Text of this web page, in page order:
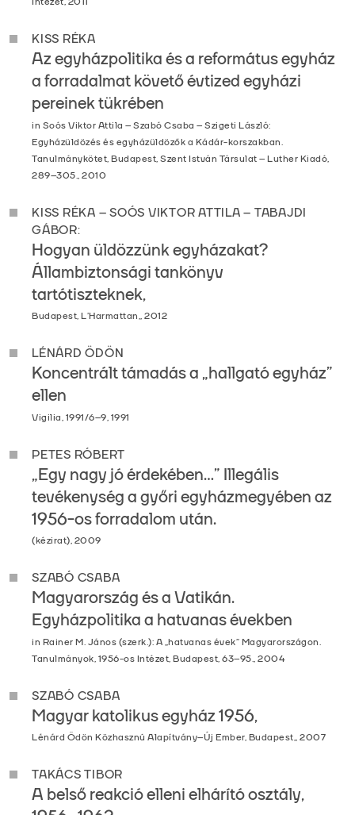
KISS RÉKA
Az egyházpolitika és a református egyház
a forradalmat követő évtized egyházi
pereinek tükrében
in Soós Viktor Attila – Szabó Csaba – Szigeti László:
Egyházüldözés és egyházüldözők a Kádár-korszakban.
Tanulmánykötet, Budapest, Szent István Társulat – Luther Kiadó,
289–305., 2010
KISS RÉKA – SOÓS VIKTOR ATTILA – TABAJDI
GÁBOR:
Hogyan üldözzünk egyházakat?
Állambiztonsági tankönyv
tartótiszteknek,
Budapest, L’Harmattan,, 2012
LÉNÁRD ÖDÖN
Koncentrált támadás a „hallgató egyház”
ellen
Vigilia, 1991/6–9, 1991
PETES RÓBERT
„Egy nagy jó érdekében…” Illegális
tevékenység a győri egyházmegyében az
1956-os forradalom után.
(kézirat), 2009
SZABÓ CSABA
Magyarország és a Vatikán.
Egyházpolitika a hatvanas években
in Rainer M. János (szerk.): A „hatvanas évek” Magyarországon.
Tanulmányok, 1956-os Intézet, Budapest, 63–95., 2004
SZABÓ CSABA
Magyar katolikus egyház 1956,
Lénárd Ödön Közhasznú Alapítvány–Új Ember, Budapest,, 2007
TAKÁCS TIBOR
A belső reakció elleni elhárító osztály,